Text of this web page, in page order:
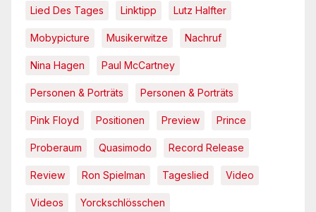
Lied Des Tages Linktipp Lutz Halfter
Mobypicture Musikerwitze Nachruf
Nina Hagen Paul McCartney
Personen & Porträts Personen & Porträts
Pink Floyd Positionen Preview Prince
Proberaum Quasimodo Record Release
Review Ron Spielman Tageslied Video
Videos Yorckschlösschen